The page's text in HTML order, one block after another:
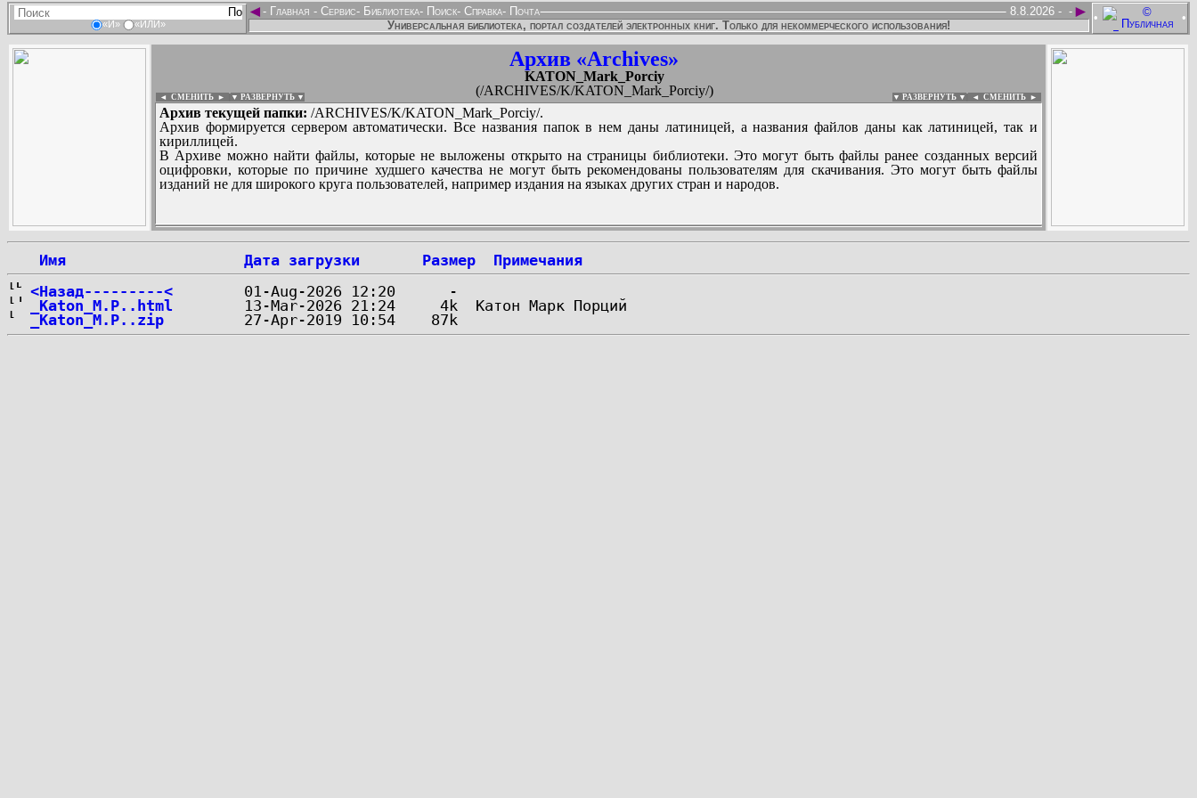
«И» «ИЛИ»
• •
◄ ►
- Главная - Сервис- Библиотека- Поиск- Справка- Почта -
8.8.2026 -
Универсальная библиотека, портал создателей электронных книг. Только для некоммерческого использования!
Архив «Archives»
KATON_Mark_Porciy
(/ARCHIVES/K/KATON_Mark_Porciy/)
◄ СМЕНИТЬ ► ▼ РАЗВЕРНУТЬ ▼ ▼ РАЗВЕРНУТЬ ▼ ◄ СМЕНИТЬ ►
Архив текущей папки: /ARCHIVES/K/KATON_Mark_Porciy/.
Архив формируется сервером автоматически. Все названия папок в нем даны латиницей, а названия файлов даны как латиницей, так и
кириллицей.
В Архиве можно найти файлы, которые не выложены открыто на страницы библиотеки. Это могут быть файлы ранее созданных версий
оцифровки, которые по причине худшего качества не могут быть рекомендованы пользователям для скачивания. Это могут быть файлы
изданий не для широкого круга пользователей, например издания на языках других стран и народов.
:
...
Имя Дата загрузки Размер
Примечания
<Назад---------<
_Katon_M.P..html
_Katon_M.P..zip